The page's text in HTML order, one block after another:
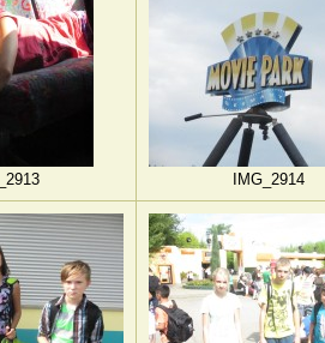
IMG_2914